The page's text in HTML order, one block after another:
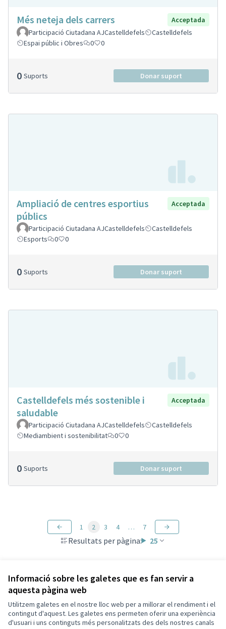
Informació sobre les galetes que es fan servir a
aquesta pàgina web
Utilitzem galetes en el nostre lloc web per a millorar el rendiment i el
contingut d'aquest. Les galetes ens permeten oferir una experiència
d'usuari i uns continguts més personalitzats des dels nostres canals
Més neteja dels carrers
Acceptada
Participació Ciutadana AJCastelldefels
Castelldefels
Espai públic i Obres
0 0
0 Suports Donar suport
Ampliació de centres esportius
públics
Acceptada
Participació Ciutadana AJCastelldefels
Castelldefels
Esports
0 0
0 Suports Donar suport
Castelldefels més sostenible i
saludable
Acceptada
Participació Ciutadana AJCastelldefels
Castelldefels
Mediambient i sostenibilitat
0 0
0 Suports Donar suport
Resultats per pàgina: 25
1 2 3 4 … 7
Termes i condicions d'ús
Configuració de les galetes
Ajuntament de Castelldefels a X
(Enllaç extern)
Ajuntament de Castelldefels a Facebook
(Enllaç extern)
Ajuntament de Castelldefels a Instagram
(Enllaç extern)
Ajuntament de Castelldefels a YouTube
(Enllaç extern)